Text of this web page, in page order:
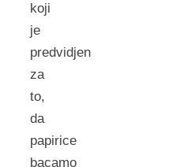
koji
je
predvidjen
za
to,
da
papirice
bacamo